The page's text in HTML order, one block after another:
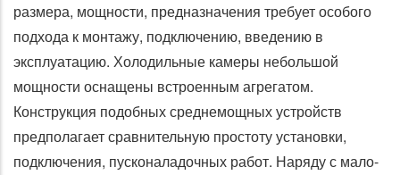
размера, мощности, предназначения требует особого
подхода к монтажу, подключению, введению в
эксплуатацию. Холодильные камеры небольшой
мощности оснащены встроенным агрегатом.
Конструкция подобных среднемощных устройств
предполагает сравнительную простоту установки,
подключения, пусконаладочных работ. Наряду с мало-